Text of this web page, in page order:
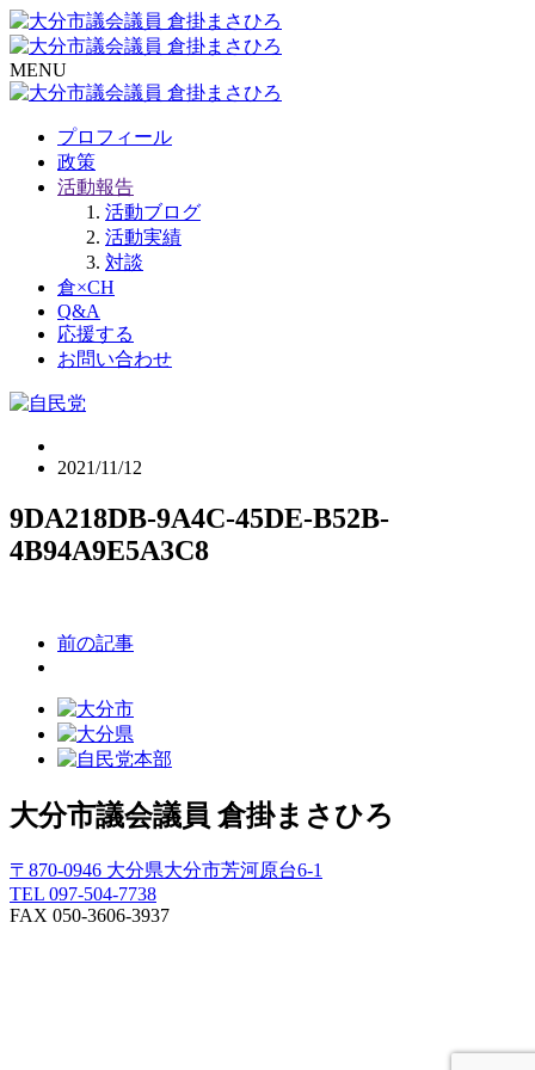
MENU
プロフィール
政策
活動報告
活動ブログ
活動実績
対談
倉×CH
Q&A
応援する
お問い合わせ
2021/11/12
9DA218DB-9A4C-45DE-B52B-
4B94A9E5A3C8
前の記事
大分市議会議員 倉掛まさひろ
〒870-0946 大分県大分市芳河原台6-1
TEL 097-504-7738
FAX 050-3606-3937